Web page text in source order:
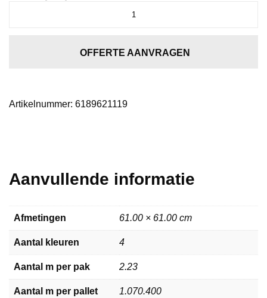
OFFERTE AANVRAGEN
Artikelnummer: 6189621119
Aanvullende informatie
Afmetingen 61.00 × 61.00 cm
Aantal kleuren 4
Aantal m per pak 2.23
Aantal m per pallet 1.070.400